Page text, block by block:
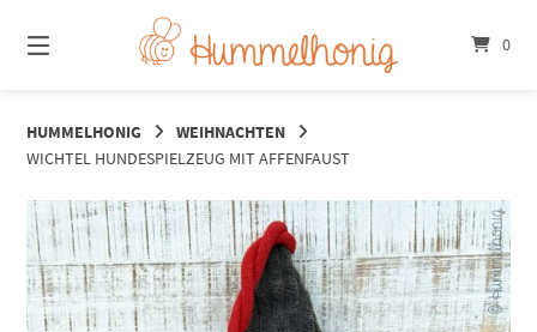
zum
Inhalt
0
HUMMELHONIG
WEIHNACHTEN
WICHTEL HUNDESPIELZEUG MIT AFFENFAUST